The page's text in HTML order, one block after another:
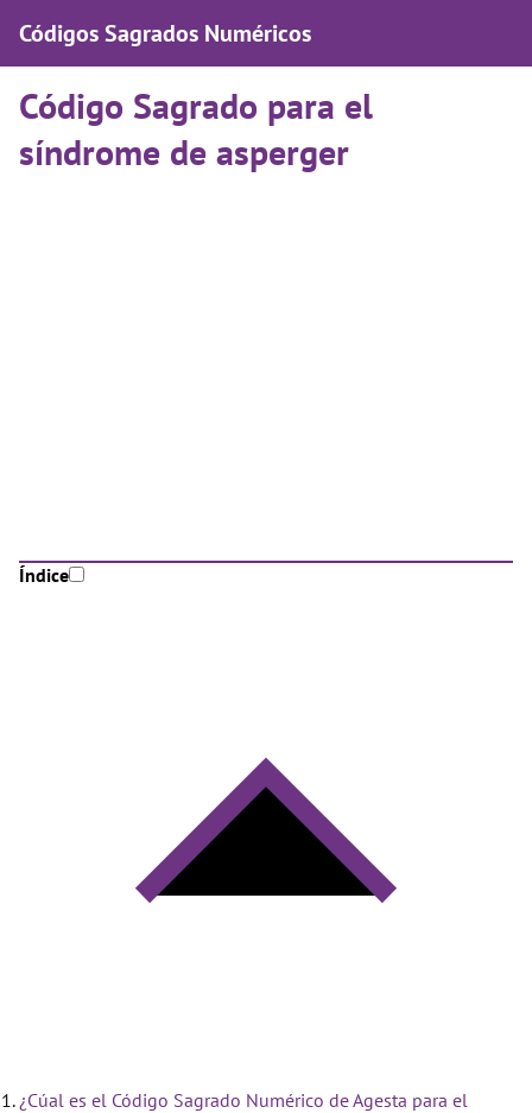
Códigos Sagrados Numéricos
Código Sagrado para el
síndrome de asperger
Índice
¿Cúal es el Código Sagrado Numérico de Agesta para el